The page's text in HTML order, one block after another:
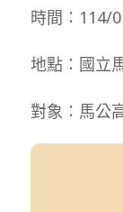
時間：114/
地點：國立
對象：馬公